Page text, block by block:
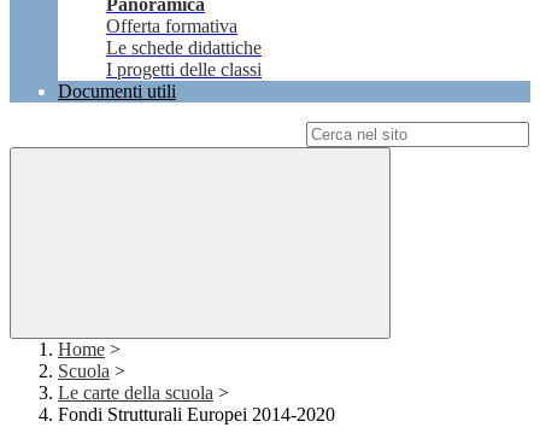
Panoramica
Offerta formativa
Le schede didattiche
I progetti delle classi
Documenti utili
Home >
Scuola >
Le carte della scuola >
Fondi Strutturali Europei 2014-2020